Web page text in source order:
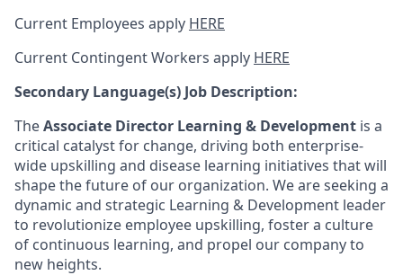
Current Employees apply HERE
Current Contingent Workers apply HERE
Secondary Language(s) Job Description:
TheAssociate Director​ Learning & Development is a
critical catalyst for change, driving both enterprise-
wide upskilling and disease learning initiatives that will
shape the future of our organization. We are seeking a
dynamic and strategic Learning & Development leader
to revolutionize employee upskilling, foster a culture
of continuous learning, and propel our company to
new heights.